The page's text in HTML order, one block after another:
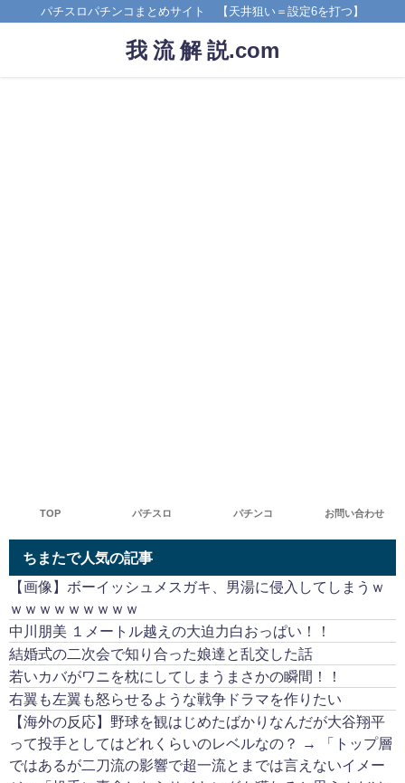
パチスロパチンコまとめサイト 【天井狙い＝設定6を打つ】
我 流 解 説.com
TOP パチスロ パチンコ お問い合わせ
ちまたで人気の記事
【画像】ボーイッシュメスガキ、男湯に侵入してしまうｗ
ｗｗｗｗｗｗｗｗｗ
中川朋美 １メートル越えの大迫力白おっぱい！！
結婚式の二次会で知り合った娘達と乱交した話
若いカバがワニを枕にしてしまうまさかの瞬間！！
右翼も左翼も怒らせるような戦争ドラマを作りたい
【海外の反応】野球を観はじめたばかりなんだが大谷翔平
って投手としてはどれくらいのレベルなの？ → 「トップ層
ではあるが二刀流の影響で超一流とまでは言えないイメー